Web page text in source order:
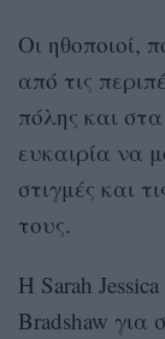
Οι ηθοποιοί,
από τις
πόλης και
ευκαιρία να
στιγμές και
τους.
Η Sarah
Bradshaw για